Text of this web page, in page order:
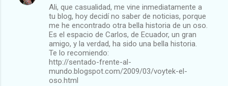
Ali, que casualidad, me vine inmediatamente a
tu blog, hoy decidí no saber de noticias, porque
me he encontrado otra bella historia de un oso.
Es el espacio de Carlos, de Ecuador, un gran
amigo, y la verdad, ha sido una bella historia.
Te lo recomiendo:
http://sentado-frente-al-
mundo.blogspot.com/2009/03/voytek-el-
oso.html